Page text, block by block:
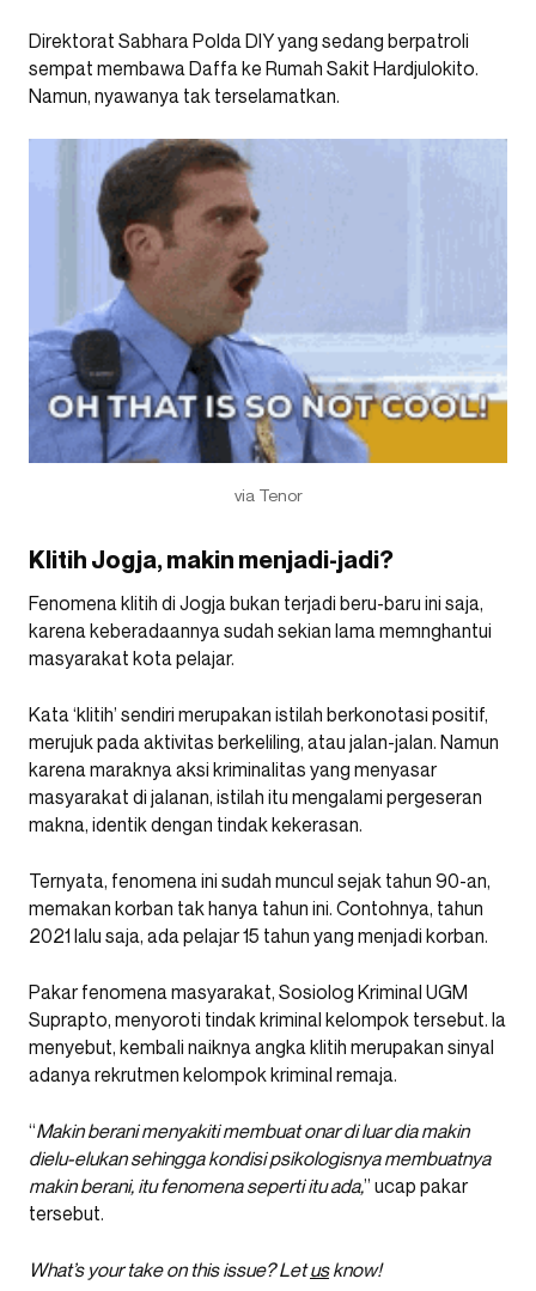
Direktorat Sabhara Polda DIY yang sedang berpatroli
sempat membawa Daffa ke Rumah Sakit Hardjulokito.
Namun, nyawanya tak terselamatkan.
via Tenor
Klitih Jogja, makin menjadi-jadi?
Fenomena klitih di Jogja bukan terjadi beru-baru ini saja,
karena keberadaannya sudah sekian lama memnghantui
masyarakat kota pelajar.
Kata ‘klitih’ sendiri merupakan istilah berkonotasi positif,
merujuk pada aktivitas berkeliling, atau jalan-jalan. Namun
karena maraknya aksi kriminalitas yang menyasar
masyarakat di jalanan, istilah itu mengalami pergeseran
makna, identik dengan tindak kekerasan.
Ternyata, fenomena ini sudah muncul sejak tahun 90-an,
memakan korban tak hanya tahun ini. Contohnya, tahun
2021 lalu saja, ada pelajar 15 tahun yang menjadi korban.
Pakar fenomena masyarakat, Sosiolog Kriminal UGM
Suprapto, menyoroti tindak kriminal kelompok tersebut. Ia
menyebut, kembali naiknya angka klitih merupakan sinyal
adanya rekrutmen kelompok kriminal remaja.
“Makin berani menyakiti membuat onar di luar dia makin
dielu-elukan sehingga kondisi psikologisnya membuatnya
makin berani, itu fenomena seperti itu ada,” ucap pakar
tersebut.
What’s your take on this issue? Letusknow!